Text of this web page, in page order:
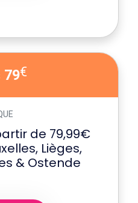
79€
de 79,99€
Lièges,
& Ostende